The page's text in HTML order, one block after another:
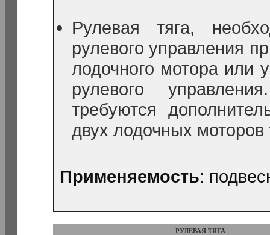
Рулевая тяга,
рулевого управления
лодочного мотора или
рулевого
требуются
двух лодочных моторов
Применяемость:
РУЛЕВАЯ ТЯГА